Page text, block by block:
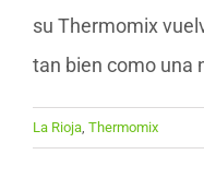
su Thermomix
tan bien como una
La Rioja, Thermomix